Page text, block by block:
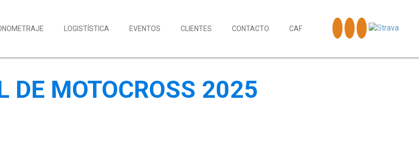
LOGISTÍSTICA EVENTOS CLIENTES CONTACTO CAF
DE MOTOCROSS 2025